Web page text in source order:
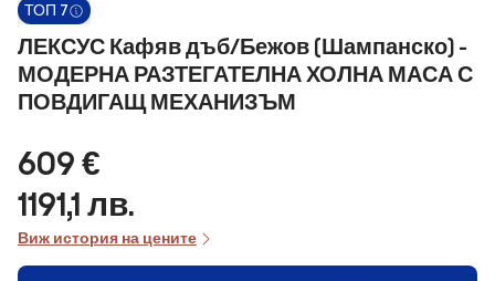
ТОП 7
ЛЕКСУС Кафяв дъб/Бежов (Шампанско) -
МОДЕРНА РАЗТЕГАТЕЛНА ХОЛНА МАСА С
ПОВДИГАЩ МЕХАНИЗЪМ
609 €
1191,1 лв.
Виж история на цените